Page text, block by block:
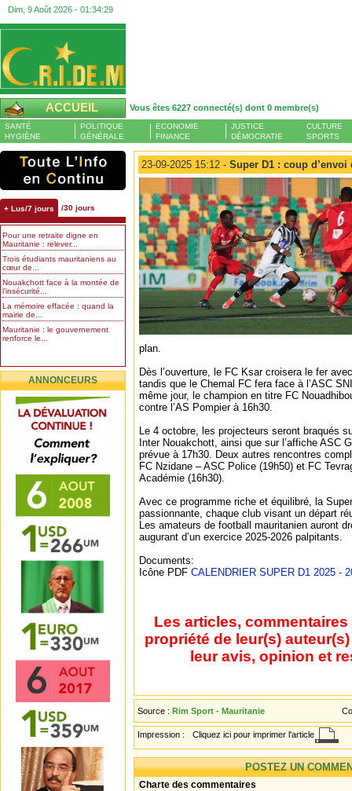
Dim, 9 Août 2026 - 01:34:30
ACCUEIL Vous êtes 6227 connecté(s) dont 0 membre(s)
SANTÉ
HYGIÈNE
POLITIQUE
GÉNÉRALE
ECONOMIE
FINANCE
JUSTICE
DÉMOCRATIE
CULTURE
SPORTS
+ Lus/7 jours /30 jours
Pour une retraite digne en
Mauritanie : relever...
Trois étudiants mauritaniens au
cœur de...
Nouakchott face à la montée de
l’insécurité...
La mémoire effacée : quand la
mairie de...
Mauritanie : le gouvernement
renforce le...
ANNONCEURS
23-09-2025 15:12 - Super D1 : coup d’envoi
plan.
Dès l’ouverture, le FC Ksar croisera le fer
tandis que le Chemal FC fera face à l’ASC
même jour, le champion en titre FC
contre l’AS Pompier à 16h30.
Le 4 octobre, les projecteurs seront braqués
Inter Nouakchott, ainsi que sur l’affiche ASC
prévue à 17h30. Deux autres rencontres
FC Nzidane – ASC Police (19h50) et FC
Académie (16h30).
Avec ce programme riche et équilibré, la
passionnante, chaque club visant un départ
Les amateurs de football mauritanien auront
augurant d’un exercice 2025-2026 palpitants.
Documents:
Icône PDF CALENDRIER SUPER D1 2025 -
Les articles,
propriété de leur(s)
leur avis, opinion et
Source : Rim Sport - Mauritanie
Impression : Cliquez ici pour imprimer l'article
POSTEZ UN
Charte des commentaires